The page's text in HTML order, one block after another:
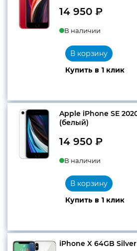
14 950 ₽
В наличии
Купить в 1 клик
В корзину
Apple iPhone SE
(белый)
14 950 ₽
В наличии
Купить в 1 клик
В корзину
iPhone X 64GB